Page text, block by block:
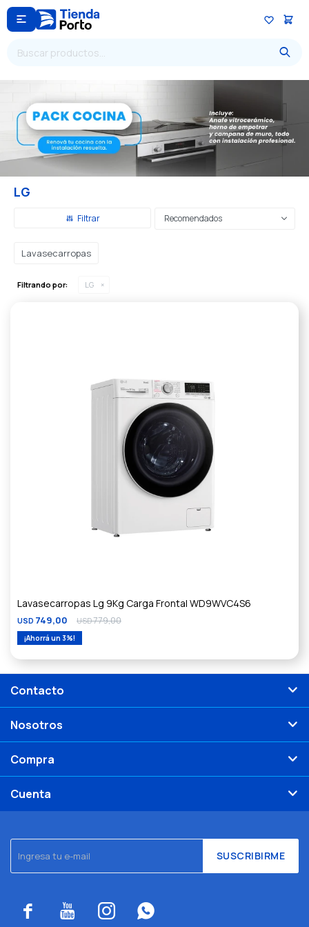

LG
Recomendados
Lavasecarropas
Filtrando por: LG
Lavasecarropas Lg 9Kg Carga Frontal WD9WVC4S6
USD 749,00 USD779,00
3
SUSCRIBIRME
   
Contacto
Nosotros
Compra
Cuenta